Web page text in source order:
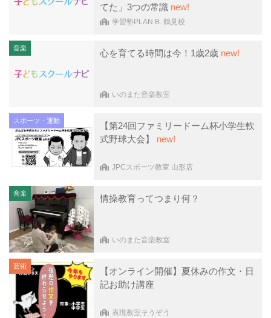
てた」3つの常識 new!
学習塾PLAN B. 鶴見校
音楽 心を育てる時間は今！1歳2歳 new!
いのまた音楽教室
スポーツ・運動
【第24回ファミリードーム杯小学生軟
式野球大会】 new!
JPCスポーツ教室 山形店
音楽 情操教育ってつまり何？
いのまた音楽教室
芸術
【オンライン開催】夏休みの作文・日
記お助け講座
表現教室そうぞう